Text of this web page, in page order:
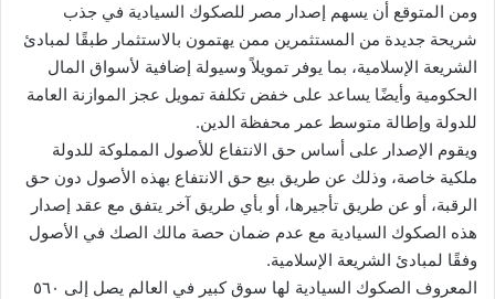
ومن المتوقع أن يسهم إصدار مصر للصكوك السيادية في جذب
شريحة جديدة من المستثمرين ممن يهتمون بالاستثمار طبقًا لمبادئ
الشريعة الإسلامية، بما يوفر تمويلاً وسيولة إضافية لأسواق المال
الحكومية وأيضًا يساعد على خفض تكلفة تمويل عجز الموازنة العامة
للدولة وإطالة متوسط عمر محفظة الدين.
ويقوم الإصدار على أساس حق الانتفاع للأصول المملوكة للدولة
ملكية خاصة، وذلك عن طريق بيع حق الانتفاع بهذه الأصول دون حق
الرقبة، أو عن طريق تأجيرها، أو بأي طريق آخر يتفق مع عقد إصدار
هذه الصكوك السيادية مع عدم ضمان حصة مالك الصك في الأصول
وفقًا لمبادئ الشريعة الإسلامية.
المعروف الصكوك السيادية لها سوق كبير في العالم يصل إلى ٥٦٠